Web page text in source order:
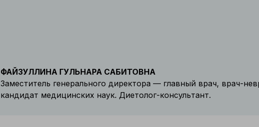
ФАЙЗУЛЛИНА ГУЛЬНАРА САБИТОВНА
Заместитель генерального директора — главный врач, врач-
кандидат медицинских наук. Диетолог-консультант.